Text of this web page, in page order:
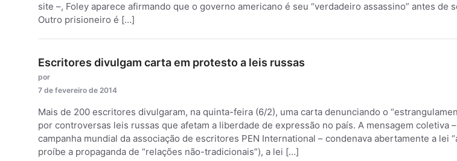
site –, Foley aparece afirmando que o governo americano é seu “verdadeiro assassino” antes de
Outro prisioneiro é […]
Escritores divulgam carta em protesto a leis russas
por
7 de fevereiro de 2014
Mais de 200 escritores divulgaram, na quinta-feira (6/2), uma carta denunciando o
por controversas leis russas que afetam a liberdade de expressão no país. A mensagem coletiva
campanha mundial da associação de escritores PEN International – condenava abertamente a lei
proíbe a propaganda de “relações não-tradicionais”), a lei […]